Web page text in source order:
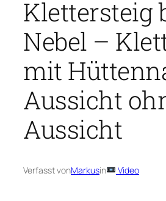
Klettersteig
Nebel –
mit
Aussicht
Aussicht
Verfasst vonMarkusin Video